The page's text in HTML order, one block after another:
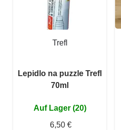
Trefl
Lepidlo na puzzle Trefl
70ml
Auf Lager (20)
6,50 €